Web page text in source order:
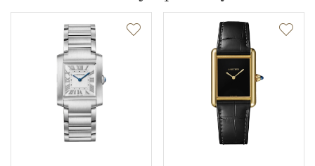
Typ strojku
Kalibr strojku